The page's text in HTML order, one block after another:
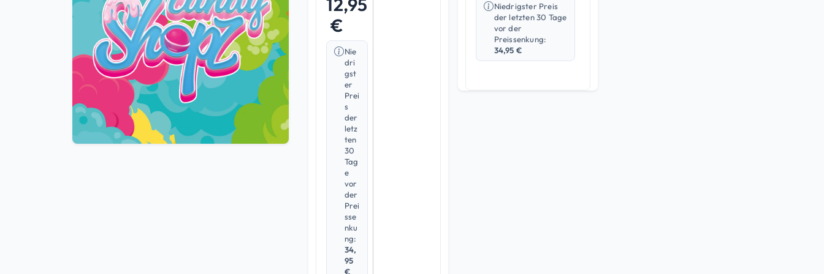
€
Nie
dri
gst
er
Prei
s
der
letz
ten
30
Tag
e
vor
der
Prei
sse
nku
ng:
34,
95
€
Niedrigster Preis
der letzten 30 Tage
vor der
Preissenkung:
34,95 €